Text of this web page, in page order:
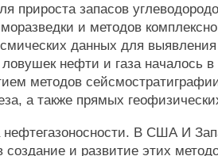
прироста запасов
и методов
данных для
нефти и газа началось
методов
а также прямых
нефтегазоносности. В США И
и развитие этих